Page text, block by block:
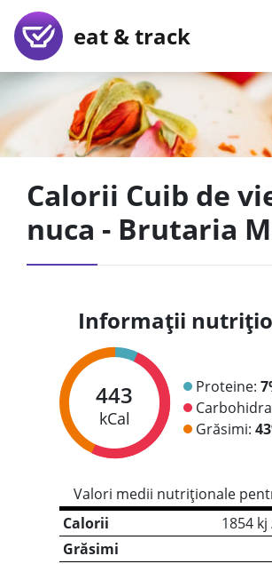
eat & track
Calorii Cuib de
nuca - Brutaria
Informații
443
kCal
Proteine:
Grăsimi:
Valori medii nutriționale
Calorii
1854 kj
Grăsimi